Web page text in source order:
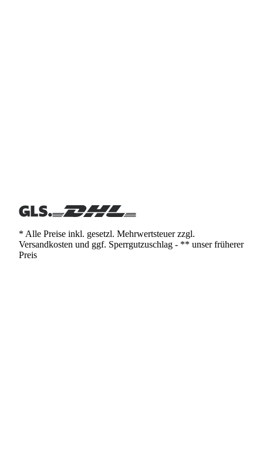
* Alle Preise inkl. gesetzl. Mehrwertsteuer zzgl.
Versandkosten und ggf. Sperrgutzuschlag - ** unser früherer
Preis